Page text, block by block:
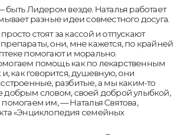
быть Лидером везде. Наталья работает
разные идеи совместного досуга.
стоят за кассой и отпускают
они, мне кажется, по крайней
помогают и морально.
помощь как по лекарственным
и, как говорится, душевную, они
разбитые, а мы каким-то
добрым словом, своей доброй улыбкой,
им, — Наталья Святова,
«Энциклопедия семейных